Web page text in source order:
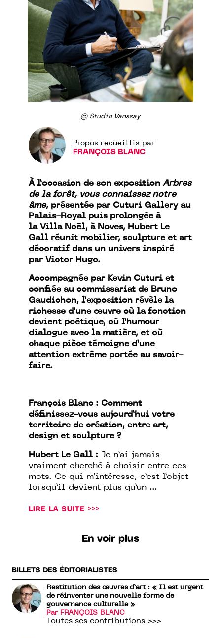
© Studio Vanssay
Propos recueillis par
FRANÇOIS BLANC
À l’occasion de son exposition Arbres
de la forêt, vous connaissez notre
âme, présentée par Cuturi Gallery au
Palais-Royal puis prolongée à
la Villa Noël, à Noves, Hubert Le
Gall réunit mobilier, sculpture et art
décoratif dans un univers inspiré
par Victor Hugo.
Accompagnée par Kevin Cuturi et
confiée au commissariat de Bruno
Gaudichon, l’exposition révèle la
richesse d’une œuvre où la fonction
devient poétique, où l’humour
dialogue avec la matière, et où
chaque pièce témoigne d’une
attention extrême portée au savoir-
faire.
François Blanc : Comment
définissez-vous aujourd’hui votre
territoire de création, entre art,
design et sculpture ?
Hubert Le Gall : Je n’ai jamais
vraiment cherché à choisir entre ces
mots. Ce qui m’intéresse, c’est l’objet
lorsqu’il devient plus qu’un ...
LIRE LA SUITE >>>
En voir plus
BILLETS DES ÉDITORIALISTES
Restitution des œuvres d’art : « Il est urgent
de réinventer une nouvelle forme de
gouvernance culturelle »
Par FRANÇOIS BLANC
Toutes ses contributions >>>